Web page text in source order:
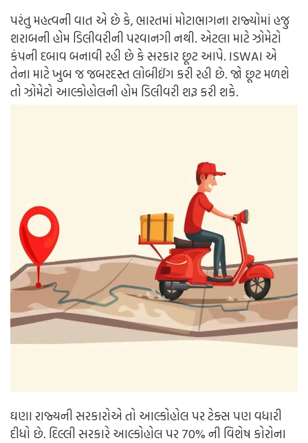
પરંતુ મહત્વની વાત એ છે કે, ભારતમાં મોટાભાગના રાજ્યોમાં હજુ
શરાબની હોમ ડિલીવરીની પરવાનગી નથી. એટલા માટે ઝોમેટો
કંપની દબાવ બનાવી રહી છે કે સરકાર છૂટ આપે. ISWAI એ
તેના માટે ખુબ જ જબરદસ્ત લોબીઈંગ કરી રહી છે. જો છૂટ મળશે
તો ઝોમેટો આલ્કોહોલની હોમ ડિલીવરી શરૂ કરી શકે.
ઘણા રાજ્યની સરકારોએ તો આલ્કોહોલ પર ટેક્સ પણ વધારી
દીધો છે. દિલ્લી સરકારે આલ્કોહોલ પર 70% ની વિશેષ કોરોના